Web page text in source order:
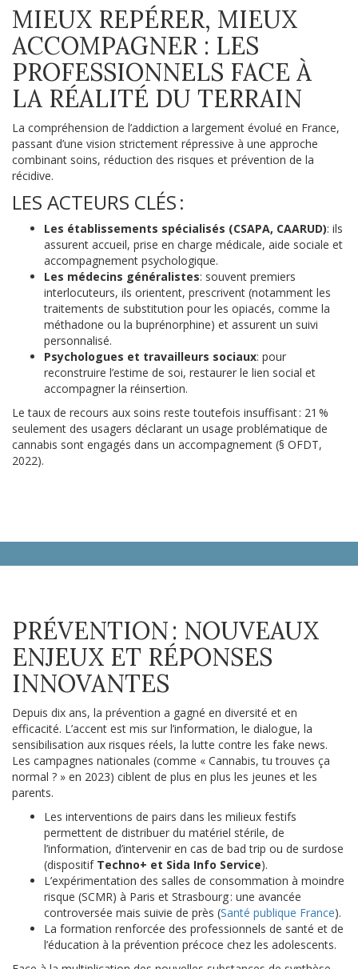
MIEUX REPÉRER, MIEUX
ACCOMPAGNER : LES
PROFESSIONNELS FACE À
LA RÉALITÉ DU TERRAIN
La compréhension de l’addiction a largement évolué en France,
passant d’une vision strictement répressive à une approche
combinant soins, réduction des risques et prévention de la
récidive.
LES ACTEURS CLÉS :
Les établissements spécialisés (CSAPA, CAARUD): ils
assurent accueil, prise en charge médicale, aide sociale et
accompagnement psychologique.
Les médecins généralistes: souvent premiers
interlocuteurs, ils orientent, prescrivent (notamment les
traitements de substitution pour les opiacés, comme la
méthadone ou la buprénorphine) et assurent un suivi
personnalisé.
Psychologues et travailleurs sociaux: pour
reconstruire l’estime de soi, restaurer le lien social et
accompagner la réinsertion.
Le taux de recours aux soins reste toutefois insuffisant : 21 %
seulement des usagers déclarant un usage problématique de
cannabis sont engagés dans un accompagnement (§ OFDT,
2022).
PRÉVENTION : NOUVEAUX
ENJEUX ET RÉPONSES
INNOVANTES
Depuis dix ans, la prévention a gagné en diversité et en
efficacité. L’accent est mis sur l’information, le dialogue, la
sensibilisation aux risques réels, la lutte contre les fake news.
Les campagnes nationales (comme « Cannabis, tu trouves ça
normal ? » en 2023) ciblent de plus en plus les jeunes et les
parents.
Les interventions de pairs dans les milieux festifs
permettent de distribuer du matériel stérile, de
l’information, d’intervenir en cas de bad trip ou de surdose
(dispositif Techno+ et Sida Info Service).
L’expérimentation des salles de consommation à moindre
risque (SCMR) à Paris et Strasbourg : une avancée
controversée mais suivie de près (Santé publique France).
La formation renforcée des professionnels de santé et de
l’éducation à la prévention précoce chez les adolescents.